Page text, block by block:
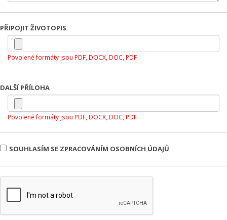
PŘIPOJIT ŽIVOTOPIS
Povolené formáty jsou PDF, DOCX, DOC, PDF
DALŠÍ PŘÍLOHA
Povolené formáty jsou PDF, DOCX, DOC, PDF
SOUHLASÍM SE ZPRACOVÁNÍM OSOBNÍCH ÚDAJŮ